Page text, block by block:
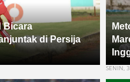
Bicara
di Persija
SENIN,